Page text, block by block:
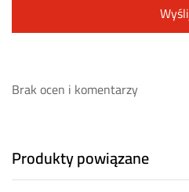
Brak ocen i komentarzy
Produkty powiązane